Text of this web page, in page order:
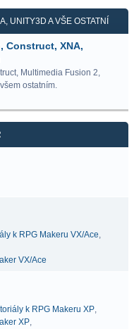
UNITY3D A VŠE OSTATNÍ
Construct, XNA,
Multimedia Fusion 2,
ostatním.
k RPG Makeru VX/Ace,
VX/Ace
k RPG Makeru XP,
XP,